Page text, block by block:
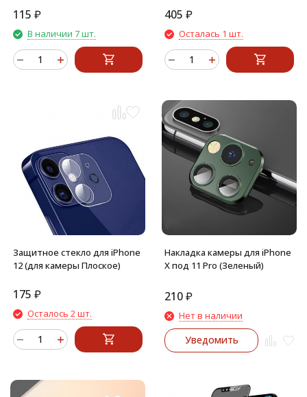
115 ₽
В наличии 7 шт.
405 ₽
Осталась 1 шт.
Защитное стекло для iPhone
12 (для камеры Плоское)
175 ₽
Осталось 2 шт.
Накладка камеры для iPhone
X под 11 Pro (Зеленый)
210₽
Нет в наличии
Уведомить